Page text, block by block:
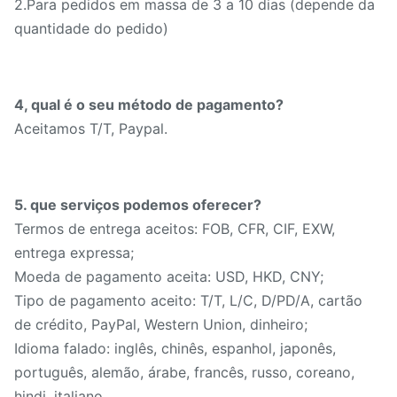
2.Para pedidos em massa de 3 a 10 dias (depende da
quantidade do pedido)
4, qual é o seu método de pagamento?
Aceitamos T/T, Paypal.
5. que serviços podemos oferecer?
Termos de entrega aceitos: FOB, CFR, CIF, EXW,
entrega expressa;
Moeda de pagamento aceita: USD, HKD, CNY;
Tipo de pagamento aceito: T/T, L/C, D/PD/A, cartão
de crédito, PayPal, Western Union, dinheiro;
Idioma falado: inglês, chinês, espanhol, japonês,
português, alemão, árabe, francês, russo, coreano,